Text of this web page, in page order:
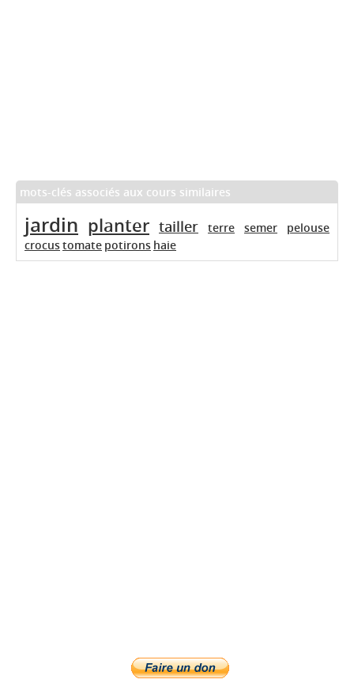
mots-clés associés aux cours similaires
jardin planter tailler terre semer
pelouse
crocustomate potirons haie